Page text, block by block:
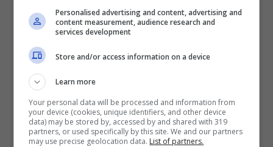
governo nella conferenza stampa del 24
novembre, ilGreen pass base viene
esteso a nuove situazioni
, mentre per
alcune delle attività e alcuni dei luoghi
indicati sopra servirà il
rafforzato, ovvero quello rilasciato a
vaccinati o guariti. Il solo tampone non
Personalised advertising and content, advertising and
content measurement, audience research and
services development
Store and/or access information on a device
Learn more
Your personal data will be processed and information from
your device (cookies, unique identifiers, and other device
data) may be stored by, accessed by and shared with 319
partners, or used specifically by this site. We and our partners
may use precise geolocation data. List of partners.